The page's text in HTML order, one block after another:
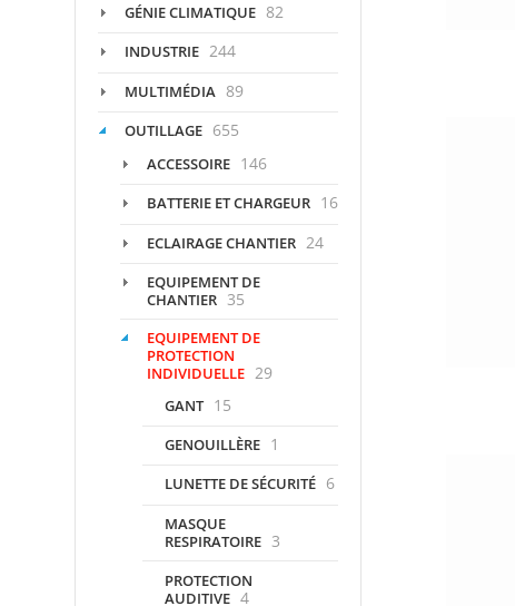
GÉNIE CLIMATIQUE 82
INDUSTRIE 244
MULTIMÉDIA 89
OUTILLAGE 655
ACCESSOIRE 146
BATTERIE ET CHARGEUR 16
ECLAIRAGE CHANTIER 24
EQUIPEMENT DE
CHANTIER 35
EQUIPEMENT DE
PROTECTION
INDIVIDUELLE 29
GANT 15
GENOUILLÈRE 1
LUNETTE DE SÉCURITÉ 6
MASQUE
RESPIRATOIRE 3
PROTECTION
AUDITIVE 4